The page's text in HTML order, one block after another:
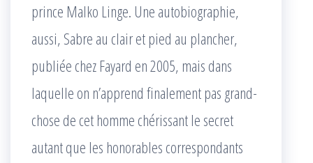
prince Malko Linge. Une autobiographie,
aussi, Sabre au clair et pied au plancher,
publiée chez Fayard en 2005, mais dans
laquelle on n’apprend finalement pas grand-
chose de cet homme chérissant le secret
autant que les honorables correspondants